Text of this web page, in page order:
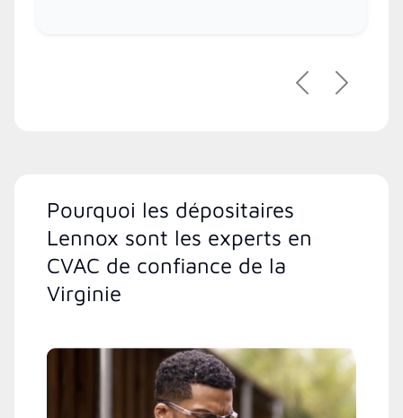
PrécédentSuivant
Pourquoi les dépositaires
Lennox sont les experts en
CVAC de confiance de la
Virginie